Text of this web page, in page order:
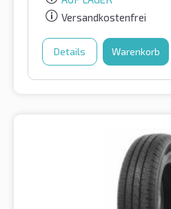
Versandkostenfrei
Details Warenkorb